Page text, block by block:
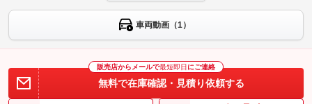
車両動画（1）
販売店からメールで最短即日 にご連絡
無料で在庫確認・見積り依頼する